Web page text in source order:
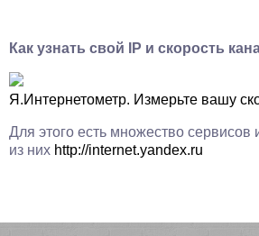
Как узнать свой IP и скорость
Я.Интернетометр. Измерьте вашу
Для этого есть множество сервисов
из них http://internet.yandex.ru